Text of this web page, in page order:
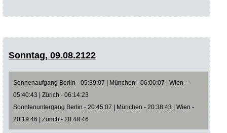
Sonntag, 09.08.2122
Sonnenaufgang Berlin - 05:39:07 | München - 06:00:07 | Wien -
05:40:43 | Zürich - 06:14:23
Sonntenuntergang Berlin - 20:45:07 | München - 20:38:43 | Wien -
20:19:46 | Zürich - 20:48:46